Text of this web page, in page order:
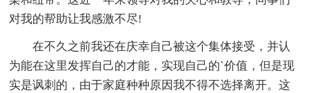
对我的帮助让我感激不尽!
在不久之前我还在庆幸自己被这个集体接受，并认
为能在这里发挥自己的才能，实现自己的`价值，但是现
实是讽刺的，由于家庭种种原因我不得不选择离开。这